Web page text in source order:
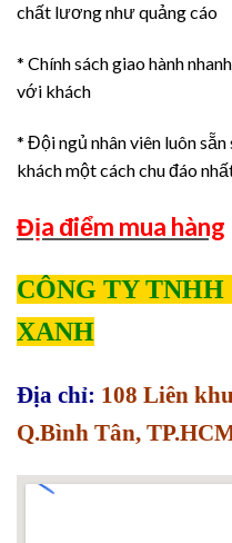
chất lương như quảng cáo
* Chính sách giao hành
với khách
* Đội ngủ nhân viên luôn
khách một cách chu đáo
Địa điểm mua hàng
CÔNG TY
XANH
Địa chỉ: 108 Liên
Q.Bình Tân,